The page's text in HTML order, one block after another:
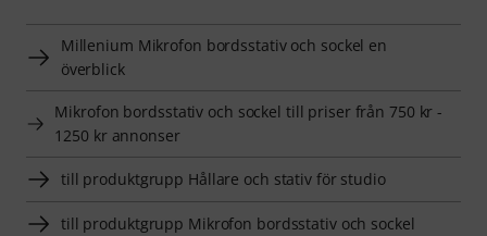
Millenium Mikrofon bordsstativ och sockel en
överblick
Mikrofon bordsstativ och sockel till priser från 750 kr -
1250 kr annonser
till produktgrupp Hållare och stativ för studio
till produktgrupp Mikrofon bordsstativ och sockel